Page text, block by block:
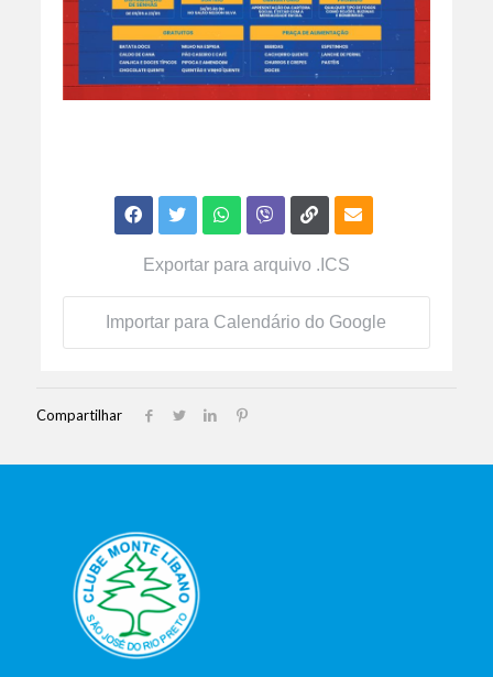
Exportar para arquivo .ICS
Importar para Calendário do Google
Compartilhar